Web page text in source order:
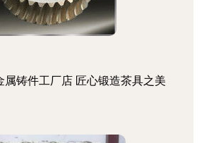
属铸件工厂店 匠心锻造茶具之美